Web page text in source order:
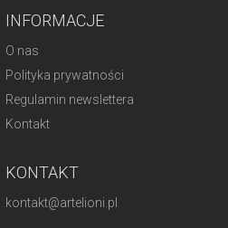
INFORMACJE
O nas
Polityka prywatności
Regulamin newslettera
Kontakt
KONTAKT
kontakt@artelioni.pl